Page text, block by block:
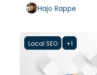
Hajo Rappe
Local SEO +1